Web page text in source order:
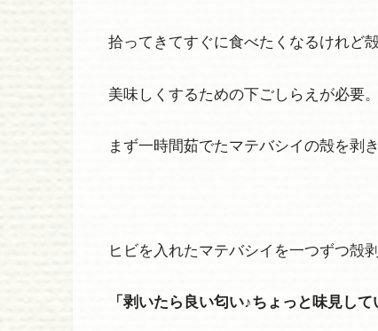
拾ってきてすぐに食べたくなるけれど
美味しくするための下ごしらえが必要。
まず一時間茹でたマテバシイの殻を剥き
ヒビを入れたマテバシイを一つずつ殻剥
「剥いたら良い匂い♪ちょっと味見して